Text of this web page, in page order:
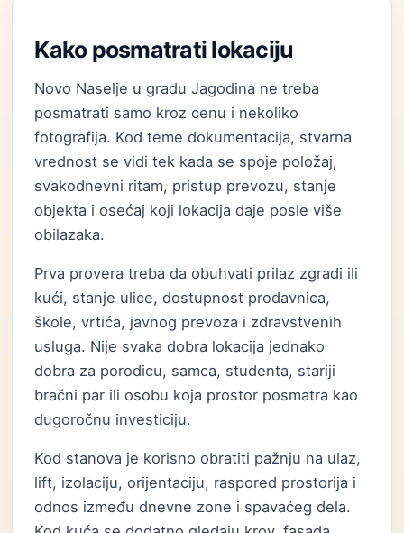
Kako posmatrati lokaciju
Novo Naselje u gradu Jagodina ne treba
posmatrati samo kroz cenu i nekoliko
fotografija. Kod teme dokumentacija, stvarna
vrednost se vidi tek kada se spoje položaj,
svakodnevni ritam, pristup prevozu, stanje
objekta i osećaj koji lokacija daje posle više
obilazaka.
Prva provera treba da obuhvati prilaz zgradi ili
kući, stanje ulice, dostupnost prodavnica,
škole, vrtića, javnog prevoza i zdravstvenih
usluga. Nije svaka dobra lokacija jednako
dobra za porodicu, samca, studenta, stariji
bračni par ili osobu koja prostor posmatra kao
dugoročnu investiciju.
Kod stanova je korisno obratiti pažnju na ulaz,
lift, izolaciju, orijentaciju, raspored prostorija i
odnos između dnevne zone i spavaćeg dela.